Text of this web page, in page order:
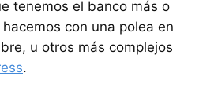
tenemos el banco más o
con una polea en
u otros más complejos
.